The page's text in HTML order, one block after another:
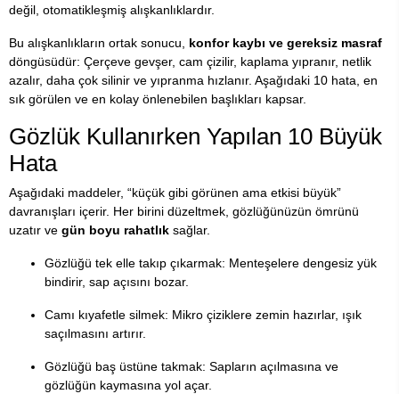
değil, otomatikleşmiş alışkanlıklardır.
Bu alışkanlıkların ortak sonucu, konfor kaybı ve gereksiz masraf
döngüsüdür: Çerçeve gevşer, cam çizilir, kaplama yıpranır, netlik
azalır, daha çok silinir ve yıpranma hızlanır. Aşağıdaki 10 hata, en
sık görülen ve en kolay önlenebilen başlıkları kapsar.
Gözlük Kullanırken Yapılan 10 Büyük
Hata
Aşağıdaki maddeler, “küçük gibi görünen ama etkisi büyük”
davranışları içerir. Her birini düzeltmek, gözlüğünüzün ömrünü
uzatır ve gün boyu rahatlık sağlar.
Gözlüğü tek elle takıp çıkarmak: Menteşelere dengesiz yük
bindirir, sap açısını bozar.
Camı kıyafetle silmek: Mikro çiziklere zemin hazırlar, ışık
saçılmasını artırır.
Gözlüğü baş üstüne takmak: Sapların açılmasına ve
gözlüğün kaymasına yol açar.